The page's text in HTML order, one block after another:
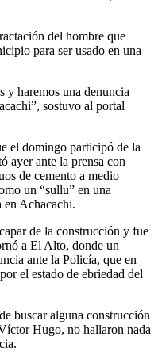
del hombre que
para ser usado en una
y haremos una denuncia
sostuvo al portal
el domingo participó de la
ayer ante la prensa con
de cemento a medio
un “sullu” en una
en Achacachi.
de la construcción y fue
a El Alto, donde un
ante la Policía, que en
el estado de ebriedad del
buscar alguna construcción
Hugo, no hallaron nada